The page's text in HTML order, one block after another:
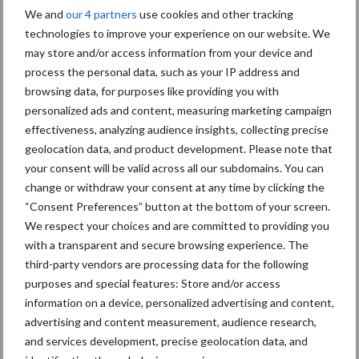
We and our 4 partners use cookies and other tracking
technologies to improve your experience on our website. We
may store and/or access information from your device and
process the personal data, such as your IP address and
browsing data, for purposes like providing you with
personalized ads and content, measuring marketing campaign
effectiveness, analyzing audience insights, collecting precise
geolocation data, and product development. Please note that
your consent will be valid across all our subdomains. You can
change or withdraw your consent at any time by clicking the
“Consent Preferences” button at the bottom of your screen.
We respect your choices and are committed to providing you
with a transparent and secure browsing experience. The
third-party vendors are processing data for the following
purposes and special features: Store and/or access
information on a device, personalized advertising and content,
advertising and content measurement, audience research,
and services development, precise geolocation data, and
aardappelen in volle gang
Nieuwe compacte
gedragen pootcombinatie
van AVR
Themapagina's
Machines Duurzaamheid